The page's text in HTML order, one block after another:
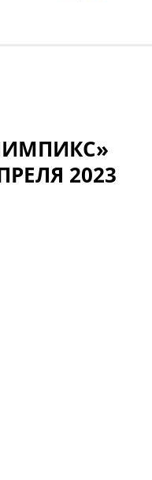
2023